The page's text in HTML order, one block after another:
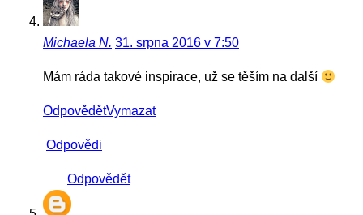
Michaela N. 31. srpna 2016 v 7:50
Mám ráda takové inspirace, už se těším na další
OdpovědětVymazat
Odpovědi
Odpovědět